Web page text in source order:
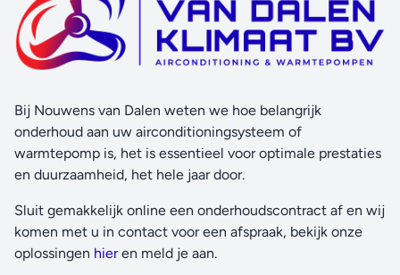
Bij Nouwens van Dalen weten we hoe belangrijk
onderhoud aan uw airconditioningsysteem of
warmtepomp is, het is essentieel voor optimale prestaties
en duurzaamheid, het hele jaar door.
Sluit gemakkelijk online een onderhoudscontract af en wij
komen met u in contact voor een afspraak, bekijk onze
oplossingen hieren meld je aan.